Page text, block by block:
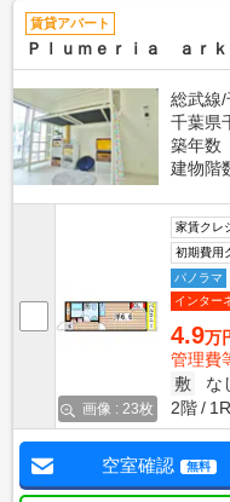
賃貸アパート
Ｐｌｕｍｅｒｉａ ａｒｋ
総武線
千葉県
築年数
建物階
画像 : 23枚
家賃クレ
初期費用
パノラマ
インター
4.9万
管理費
敷
な
2階
1R
空室確認 無料